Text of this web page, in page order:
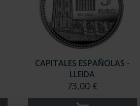
CAPITALES ESPAÑOLAS -
LLEIDA
73,00 €